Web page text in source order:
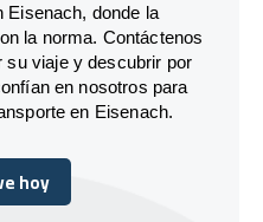
Eisenach, donde la
la norma. Contáctenos
su viaje y descubrir por
en nosotros para
en Eisenach.
hoy
hoy